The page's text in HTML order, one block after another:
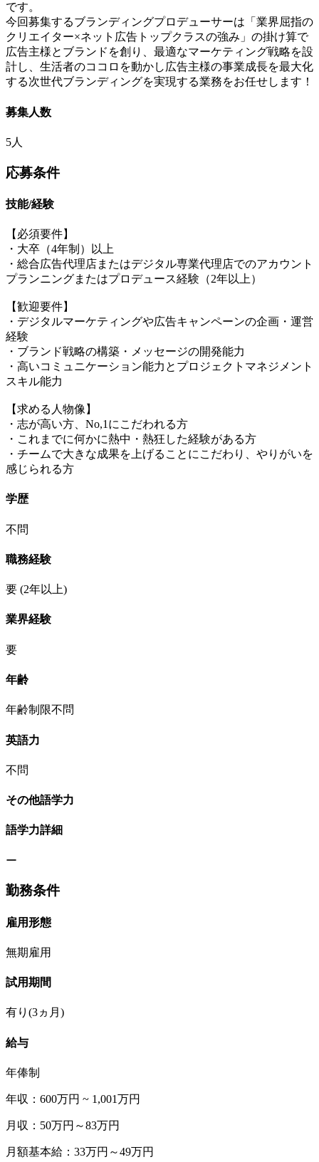
です。
今回募集するブランディングプロデューサーは「業界屈指の
クリエイター×ネット広告トップクラスの強み」の掛け算で
広告主様とブランドを創り、最適なマーケティング戦略を設
計し、生活者のココロを動かし広告主様の事業成長を最大化
する次世代ブランディングを実現する業務をお任せします！
募集人数
5人
応募条件
技能/経験
【必須要件】
・大卒（4年制）以上
・総合広告代理店またはデジタル専業代理店でのアカウント
プランニングまたはプロデュース経験（2年以上）
【歓迎要件】
・デジタルマーケティングや広告キャンペーンの企画・運営
経験
・ブランド戦略の構築・メッセージの開発能力
・高いコミュニケーション能力とプロジェクトマネジメント
スキル能力
【求める人物像】
・志が高い方、No,1にこだわれる方
・これまでに何かに熱中・熱狂した経験がある方
・チームで大きな成果を上げることにこだわり、やりがいを
感じられる方
学歴
不問
職務経験
要 (2年以上)
業界経験
要
年齢
年齢制限不問
英語力
不問
その他語学力
語学力詳細
ー
勤務条件
雇用形態
無期雇用
試用期間
有り(3ヵ月)
給与
年俸制
年収：600万円 ~ 1,001万円
月収：50万円～83万円
月額基本給：33万円～49万円